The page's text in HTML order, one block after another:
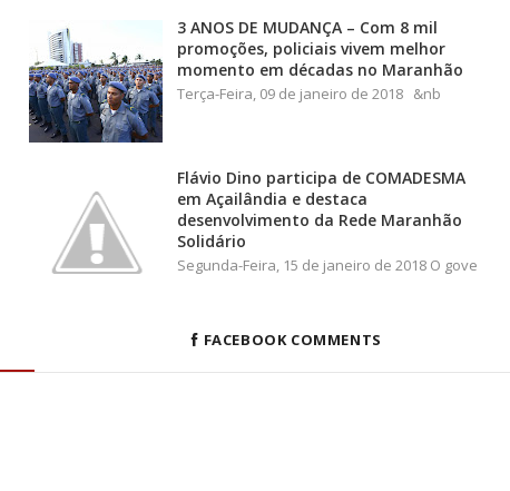
3 ANOS DE MUDANÇA – Com 8 mil
promoções, policiais vivem melhor
momento em décadas no Maranhão
Terça-Feira, 09 de janeiro de 2018 &nb
Flávio Dino participa de COMADESMA
em Açailândia e destaca
desenvolvimento da Rede Maranhão
Solidário
Segunda-Feira, 15 de janeiro de 2018 O gove
FACEBOOK COMMENTS